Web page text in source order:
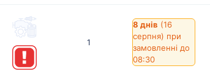
1
8 днів (16
серпня) при
замовленні до
08:30